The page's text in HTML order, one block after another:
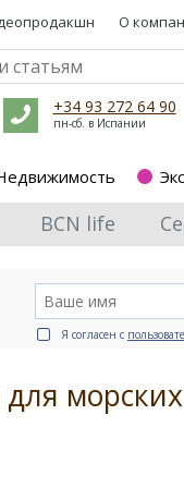
О
+34 93 272 64 90
пн-сб. в Испании
BCN life
Я согласен с